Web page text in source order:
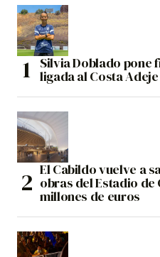
Silvia Doblado pone
ligada al Costa
El Cabildo vuelve a
obras del Estadio de
millones de euros